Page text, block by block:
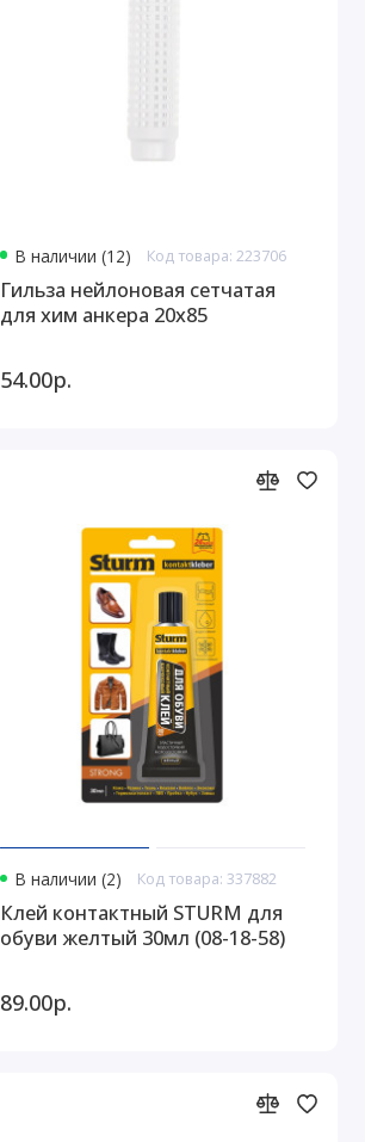
В наличии (12) Код товара: 223706
Гильза нейлоновая сетчатая
для хим анкера 20х85
54.00р.
В наличии (2) Код товара: 337882
Клей контактный STURM для
обуви желтый 30мл (08-18-58)
89.00р.